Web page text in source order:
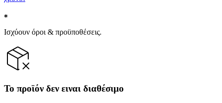
Ισχύουν όροι & προϋποθέσεις.
Το προϊόν δεν ειναι διαθέσιμο